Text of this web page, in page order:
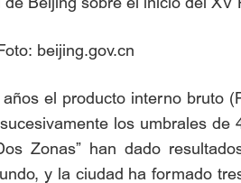
beijing.gov.cn
el producto interno bruto
los umbrales
Zonas” han dado
y la ciudad ha formado